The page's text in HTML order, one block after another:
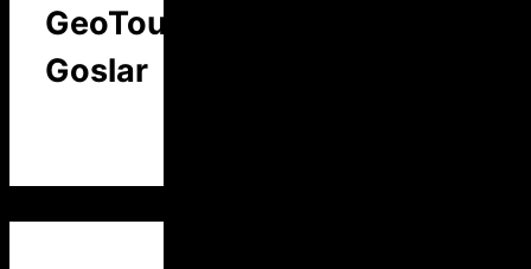
GeoTour
Goslar